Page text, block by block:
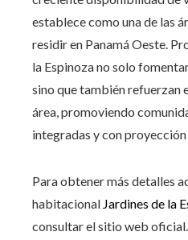
establece como una de las
residir en Panamá Oeste.
la Espinoza no solo
sino que también refuerzan
área, promoviendo
integradas y con
Para obtener más detalles
habitacional Jardines de la
consultar el sitio web oficial.